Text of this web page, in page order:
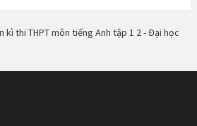
kì thi THPT môn tiếng Anh tập 1 2 - Đại học